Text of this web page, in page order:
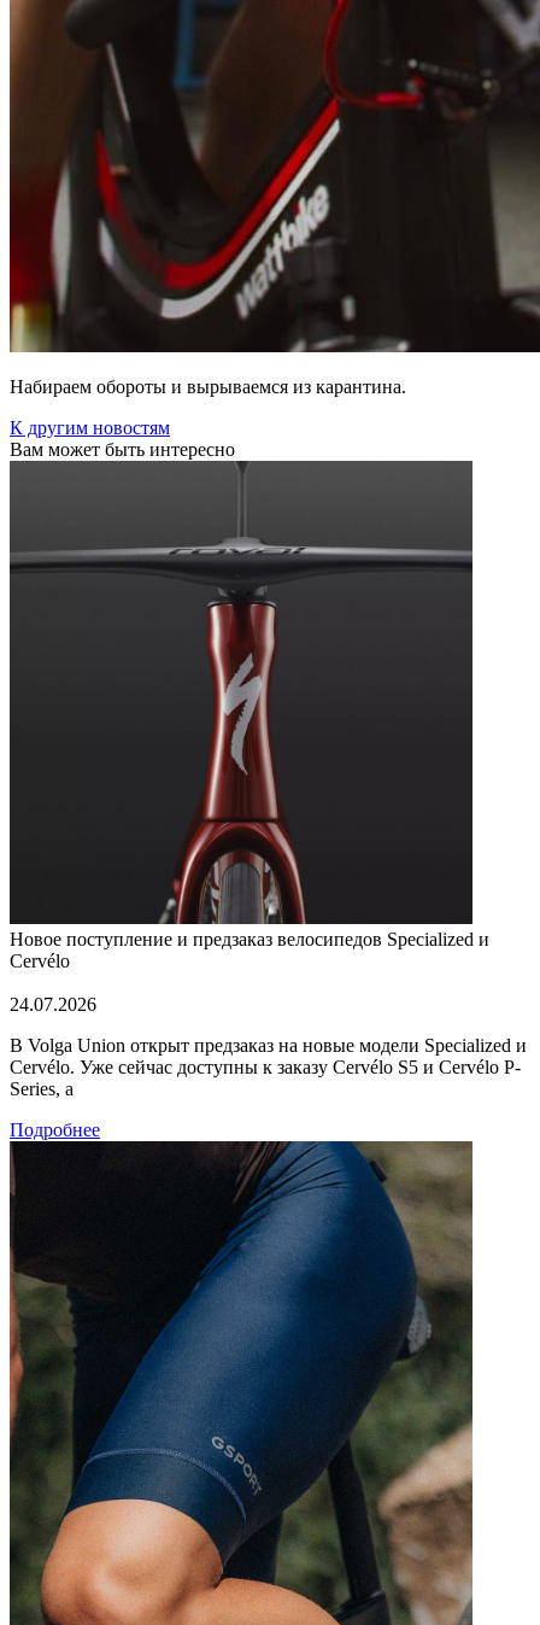
Набираем обороты и вырываемся из карантина.
К другим новостям
Вам может быть интересно
Новое поступление и предзаказ велосипедов Specialized и
Cervélo
24.07.2026
В Volga Union открыт предзаказ на новые модели Specialized и
Cervélo. Уже сейчас доступны к заказу Cervélo S5 и Cervélo P-
Series, а
Подробнее